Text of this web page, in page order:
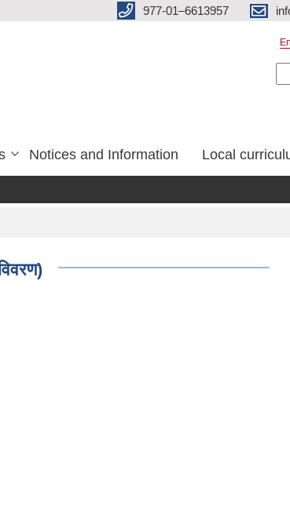
977-01–6613957
Notices and Information Local